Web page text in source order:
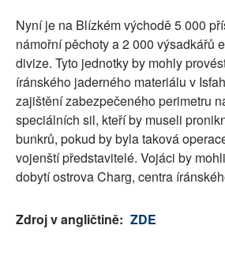
Nyní je na Blízkém východě 5 000
námořní pěchoty a 2 000 výsadkářů
divize. Tyto jednotky by mohly
íránského jaderného materiálu v
zajištění zabezpečeného perimetru
speciálních sil, kteří by museli
bunkrů, pokud by byla taková
vojenští představitelé. Vojáci by
dobytí ostrova Charg, centra
Zdroj v angličtině: ZDE